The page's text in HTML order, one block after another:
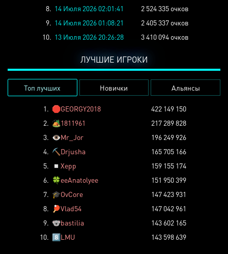
8. 14 Июля 2026 02:01:41
2 524 335 очков
9. 14 Июля 2026 01:08:21
2 405 337 очков
10. 13 Июля 2026 20:26:28 3 410 094 очков
ЛУЧШИЕ ИГРОКИ
Топ лучших Новички Альянсы
1. 🛑GEORGY2018
422 149 150
2. 🏕️1811961
217 289 828
3. 👁️Mr_Jor
196 249 926
4. ⛏️ Drjusha
165 705 166
5.
◽ Xepp
159 155 174
6. 🍀eeAnatolyee
151 950 399
7. 🎓OvCore
147 423 931
8.
🏓Vlad54
147 042 961
9. 🐨bastilia
143 602 165
10. 8️⃣LMU 143 598 639